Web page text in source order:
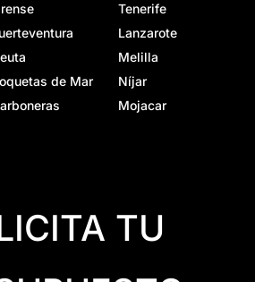
Tenerife
Lanzarote
Melilla
de Mar
Níjar
Mojacar
TU